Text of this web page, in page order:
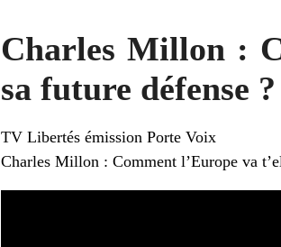
Charles Millon :
sa future défense ?
TV Libertés émission Porte Voix
Charles Millon : Comment l’Europe va